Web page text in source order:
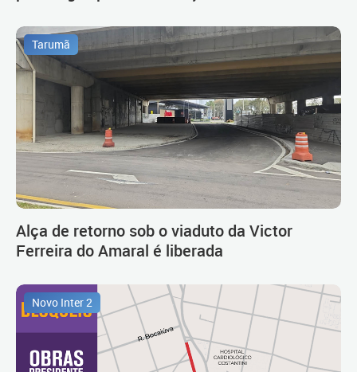
Tarumã
Alça de retorno sob o viaduto da Victor
Ferreira do Amaral é liberada
Novo Inter 2